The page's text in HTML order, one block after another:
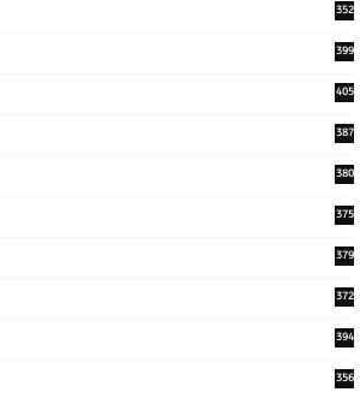
352
399
405
387
380
375
379
372
394
356